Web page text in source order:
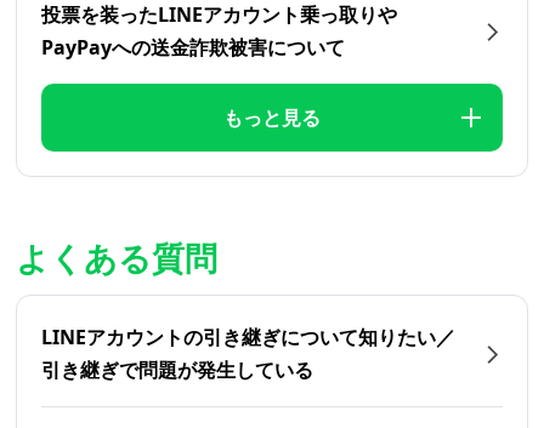
投票を装ったLINEアカウント乗っ取りや
PayPayへの送金詐欺被害について
もっと見る
よくある質問
LINEアカウントの引き継ぎについて知りたい／
引き継ぎで問題が発生している